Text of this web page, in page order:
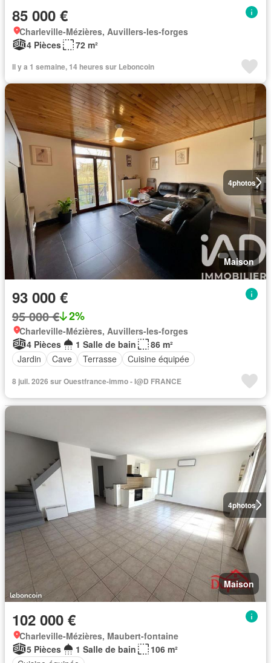
85 000 €
Charleville-Mézières, Auvillers-les-forges
4 Pièces
72 m²
Il y a 1 semaine, 14 heures sur Leboncoin
4photos
Maison
93 000 €
95 000 € 2%
Charleville-Mézières, Auvillers-les-forges
4 Pièces
1 Salle de bain
86 m²
Jardin
Cave Terrasse Cuisine équipée
8 juil. 2026 sur Ouestfrance-immo - I@D FRANCE
4photos
Maison
102 000 €
Charleville-Mézières, Maubert-fontaine
5 Pièces
1 Salle de bain
106 m²